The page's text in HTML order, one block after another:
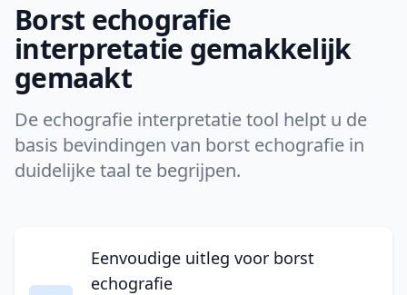
Borst echografie
interpretatie gemakkelijk
gemaakt
De echografie interpretatie tool helpt u de
basis bevindingen van borst echografie in
duidelijke taal te begrijpen.
Eenvoudige uitleg voor borst
echografie